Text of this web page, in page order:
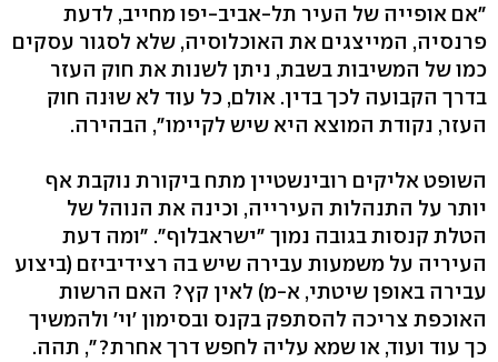
"אם אופייה של העיר תל-אביב-יפו מחייב, לדעת
פרנסיה, המייצגים את האוכלוסיה, שלא לסגור עסקים
כמו של המשיבות בשבת, ניתן לשנות את חוק העזר
בדרך הקבועה לכך בדין. אולם, כל עוד לא שוּנה חוק
העזר, נקודת המוצא היא שיש לקיימו", הבהירה.
השופט אליקים רובינשטיין מתח ביקורת נוקבת אף
יותר על התנהלות העירייה, וכינה את הנוהל של
הטלת קנסות בגובה נמוך "ישראבלוף". "ומה דעת
העיריה על משמעות עבירה שיש בה רצידיביזם (ביצוע
עבירה באופן שיטתי, א-מ) לאין קץ? האם הרשות
האוכפת צריכה להסתפק בקנס ובסימון 'וי' ולהמשיך
כך עוד ועוד, או שמא עליה לחפש דרך אחרת?", תהה.